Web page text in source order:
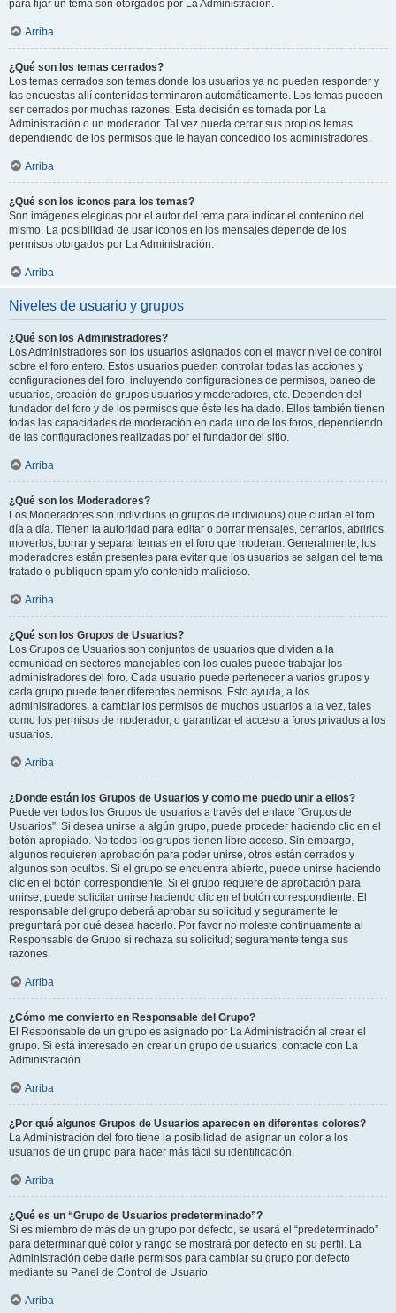
para fijar un tema son otorgados por La Administración.
Arriba
¿Qué son los temas cerrados?
Los temas cerrados son temas donde los usuarios ya no pueden responder y
las encuestas allí contenidas terminaron automáticamente. Los temas pueden
ser cerrados por muchas razones. Esta decisión es tomada por La
Administración o un moderador. Tal vez pueda cerrar sus propios temas
dependiendo de los permisos que le hayan concedido los administradores.
Arriba
¿Qué son los iconos para los temas?
Son imágenes elegidas por el autor del tema para indicar el contenido del
mismo. La posibilidad de usar iconos en los mensajes depende de los
permisos otorgados por La Administración.
Arriba
Niveles de usuario y grupos
¿Qué son los Administradores?
Los Administradores son los usuarios asignados con el mayor nivel de control
sobre el foro entero. Estos usuarios pueden controlar todas las acciones y
configuraciones del foro, incluyendo configuraciones de permisos, baneo de
usuarios, creación de grupos usuarios y moderadores, etc. Dependen del
fundador del foro y de los permisos que éste les ha dado. Ellos también tienen
todas las capacidades de moderación en cada uno de los foros, dependiendo
de las configuraciones realizadas por el fundador del sitio.
Arriba
¿Qué son los Moderadores?
Los Moderadores son individuos (o grupos de individuos) que cuidan el foro
día a día. Tienen la autoridad para editar o borrar mensajes, cerrarlos, abrirlos,
moverlos, borrar y separar temas en el foro que moderan. Generalmente, los
moderadores están presentes para evitar que los usuarios se salgan del tema
tratado o publiquen spam y/o contenido malicioso.
Arriba
¿Qué son los Grupos de Usuarios?
Los Grupos de Usuarios son conjuntos de usuarios que dividen a la
comunidad en sectores manejables con los cuales puede trabajar los
administradores del foro. Cada usuario puede pertenecer a varios grupos y
cada grupo puede tener diferentes permisos. Esto ayuda, a los
administradores, a cambiar los permisos de muchos usuarios a la vez, tales
como los permisos de moderador, o garantizar el acceso a foros privados a los
usuarios.
Arriba
¿Donde están los Grupos de Usuarios y como me puedo unir a ellos?
Puede ver todos los Grupos de usuarios a través del enlace “Grupos de
Usuarios”. Si desea unirse a algún grupo, puede proceder haciendo clic en el
botón apropiado. No todos los grupos tienen libre acceso. Sin embargo,
algunos requieren aprobación para poder unirse, otros están cerrados y
algunos son ocultos. Si el grupo se encuentra abierto, puede unirse haciendo
clic en el botón correspondiente. Si el grupo requiere de aprobación para
unirse, puede solicitar unirse haciendo clic en el botón correspondiente. El
responsable del grupo deberá aprobar su solicitud y seguramente le
preguntará por qué desea hacerlo. Por favor no moleste continuamente al
Responsable de Grupo si rechaza su solicitud; seguramente tenga sus
razones.
Arriba
¿Cómo me convierto en Responsable del Grupo?
El Responsable de un grupo es asignado por La Administración al crear el
grupo. Si está interesado en crear un grupo de usuarios, contacte con La
Administración.
Arriba
¿Por qué algunos Grupos de Usuarios aparecen en diferentes colores?
La Administración del foro tiene la posibilidad de asignar un color a los
usuarios de un grupo para hacer más fácil su identificación.
Arriba
¿Qué es un “Grupo de Usuarios predeterminado”?
Si es miembro de más de un grupo por defecto, se usará el “predeterminado”
para determinar qué color y rango se mostrará por defecto en su perfil. La
Administración debe darle permisos para cambiar su grupo por defecto
mediante su Panel de Control de Usuario.
Arriba